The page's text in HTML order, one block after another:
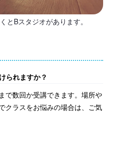
とBスタジオがあります。
られますか？
数回か受講できます。 場所や
クラスをお悩みの場合は、ご気